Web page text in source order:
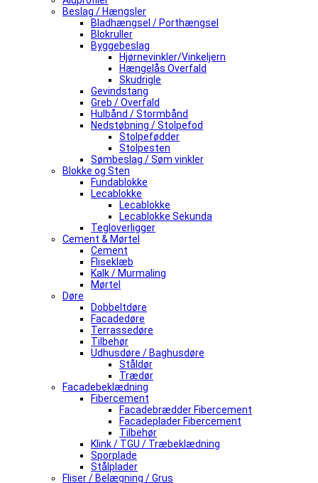
Beslag / Hængsler
Bladhængsel / Porthængsel
Blokruller
Byggebeslag
Hjørnevinkler/Vinkeljern
Hængelås Overfald
Skudrigle
Gevindstang
Greb / Overfald
Hulbånd / Stormbånd
Nedstøbning / Stolpefod
Stolpefødder
Stolpesten
Sømbeslag / Søm vinkler
Blokke og Sten
Fundablokke
Lecablokke
Lecablokke
Lecablokke Sekunda
Tegloverligger
Cement & Mørtel
Cement
Fliseklæb
Kalk / Murmaling
Mørtel
Døre
Dobbeltdøre
Facadedøre
Terrassedøre
Tilbehør
Udhusdøre / Baghusdøre
Ståldør
Trædør
Facadebeklædning
Fibercement
Facadebrædder Fibercement
Facadeplader Fibercement
Tilbehør
Klink / TGU / Træbeklædning
Sporplade
Stålplader
Fliser / Belægning / Grus